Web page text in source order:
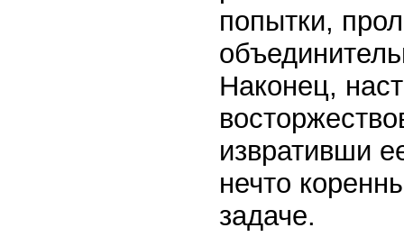
попытки,
Наконец,
извративши
нечто
задаче.